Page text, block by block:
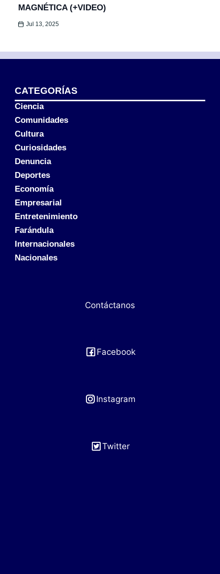
MAGNÉTICA (+VIDEO)
Jul 13, 2025
CATEGORÍAS
Ciencia
Comunidades
Cultura
Curiosidades
Denuncia
Deportes
Economía
Empresarial
Entretenimiento
Farándula
Internacionales
Nacionales
Contáctanos
Facebook
Instagram
Twitter